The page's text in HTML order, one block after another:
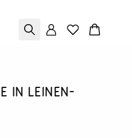
in Leinen-